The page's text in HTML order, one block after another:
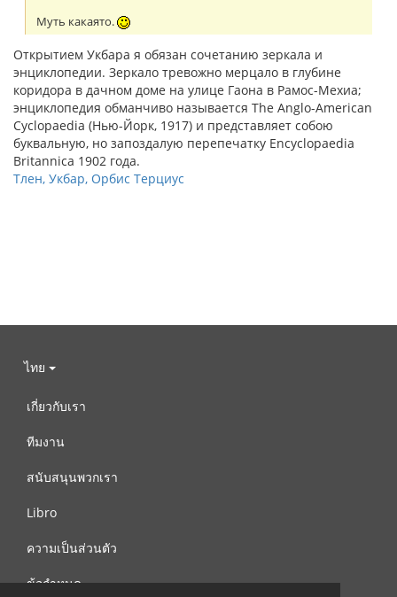
Муть какаято.
Открытием Укбара я обязан сочетанию зеркала и
энциклопедии. Зеркало тревожно мерцало в глубине
коридора в дачном доме на улице Гаона в Рамос-Мехиа;
энциклопедия обманчиво называется The Anglo-American
Cyclopaedia (Нью-Йорк, 1917) и представляет собою
буквальную, но запоздалую перепечатку Encyclopaedia
Britannica 1902 года.
Тлен, Укбар, Орбис Терциус
ไทย
เกี่ยวกับเรา
ทีมงาน
สนับสนุนพวกเรา
Libro
ความเป็นส่วนตัว
ข้อกำหนด